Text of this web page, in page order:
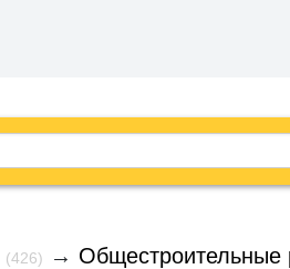
(426) → Общестроительные